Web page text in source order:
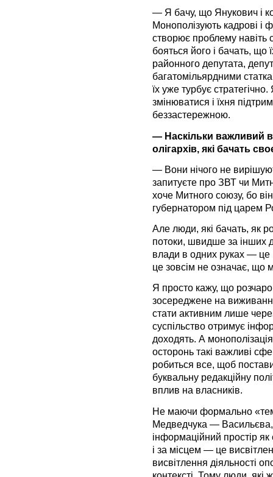
— Я бачу, що Янукович і
Монополізують кадрові і
створює проблему навіть
бояться його і бачать, що
районного депутата,
багатомільярдними
їх уже турбує
змінюватися і їхня
беззастережною.
— Наскільки важливий
олігархів, які бачать
— Вони нічого не
запитуєте про ЗВТ чи
хоче Митного союзу, бо
губернатором під царем
Але люди, які бачать, як
потоки, швидше за інших
влади в одних руках — це
це зовсім не означає, що
Я просто кажу, що
зосереджене на
стати активним лише
суспільство отримує
доходять. А
осторонь такі важливі
робиться все, щоб
буквальну редакційну
вплив на власників.
Не маючи формально
Медведчука — Васильєва,
інформаційний простір
і за місцем — це
висвітлення діяльності